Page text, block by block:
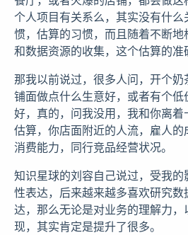
个人项目有关系么，其实没有什
惯，估算的习惯，而且随着不断地
和数据资源的收集，这个估算的准
那我以前说过，很多人问，开个
铺面做点什么生意好，或者有个
好，真的，问我没用，我和你离
估算，你店面附近的人流，雇人
消费能力，同行竞品经营状况。
知识星球的刘容自己说过，受我
性表达，后来越来越多喜欢研究
达，那么无论是对业务的理解力
现，其实肯定是提升了很多。